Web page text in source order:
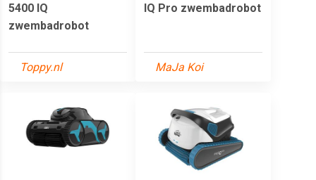
5400 IQ
zwembadrobot
Toppy.nl
IQ Pro zwembadrobot
MaJa Koi